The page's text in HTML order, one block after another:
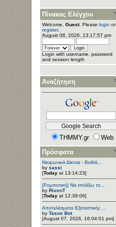
Πίνακας Ελέγχου
Welcome, Guest. Please login or
register.
August 08, 2026, 13:17:57 pm
Login with username, password
and session length
Αναζήτηση
THMMY.gr
Web
Πρόσφατα
Νευρωνικά Δίκτυα - Βαθιά...
by sassi
[Today at 13:14:23]
[Ρομποτική] Να επιλέξω το...
by RivenT
[Today at 12:39:06]
Αποτελέσματα Εξεταστικής ...
by Tasos Bot
[August 07, 2026, 16:04:01 pm]